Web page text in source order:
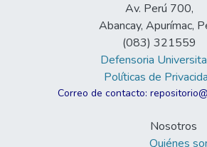
Av. Perú 700,
Abancay, Apurímac,
(083) 321559
Defensoria
Políticas de
Correo de contacto:
Nosotros
Quiénes